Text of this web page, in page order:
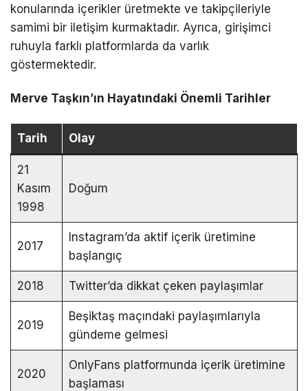
konularında içerikler üretmekte ve takipçileriyle
samimi bir iletişim kurmaktadır. Ayrıca, girişimci
ruhuyla farklı platformlarda da varlık
göstermektedir.
Merve Taşkın’ın Hayatındaki Önemli Tarihler
Tarih Olay
21
Kasım
1998
Doğum
2017
Instagram’da aktif içerik üretimine
başlangıç
2018 Twitter’da dikkat çeken paylaşımlar
2019
Beşiktaş maçındaki paylaşımlarıyla
gündeme gelmesi
2020
OnlyFans platformunda içerik üretimine
başlaması